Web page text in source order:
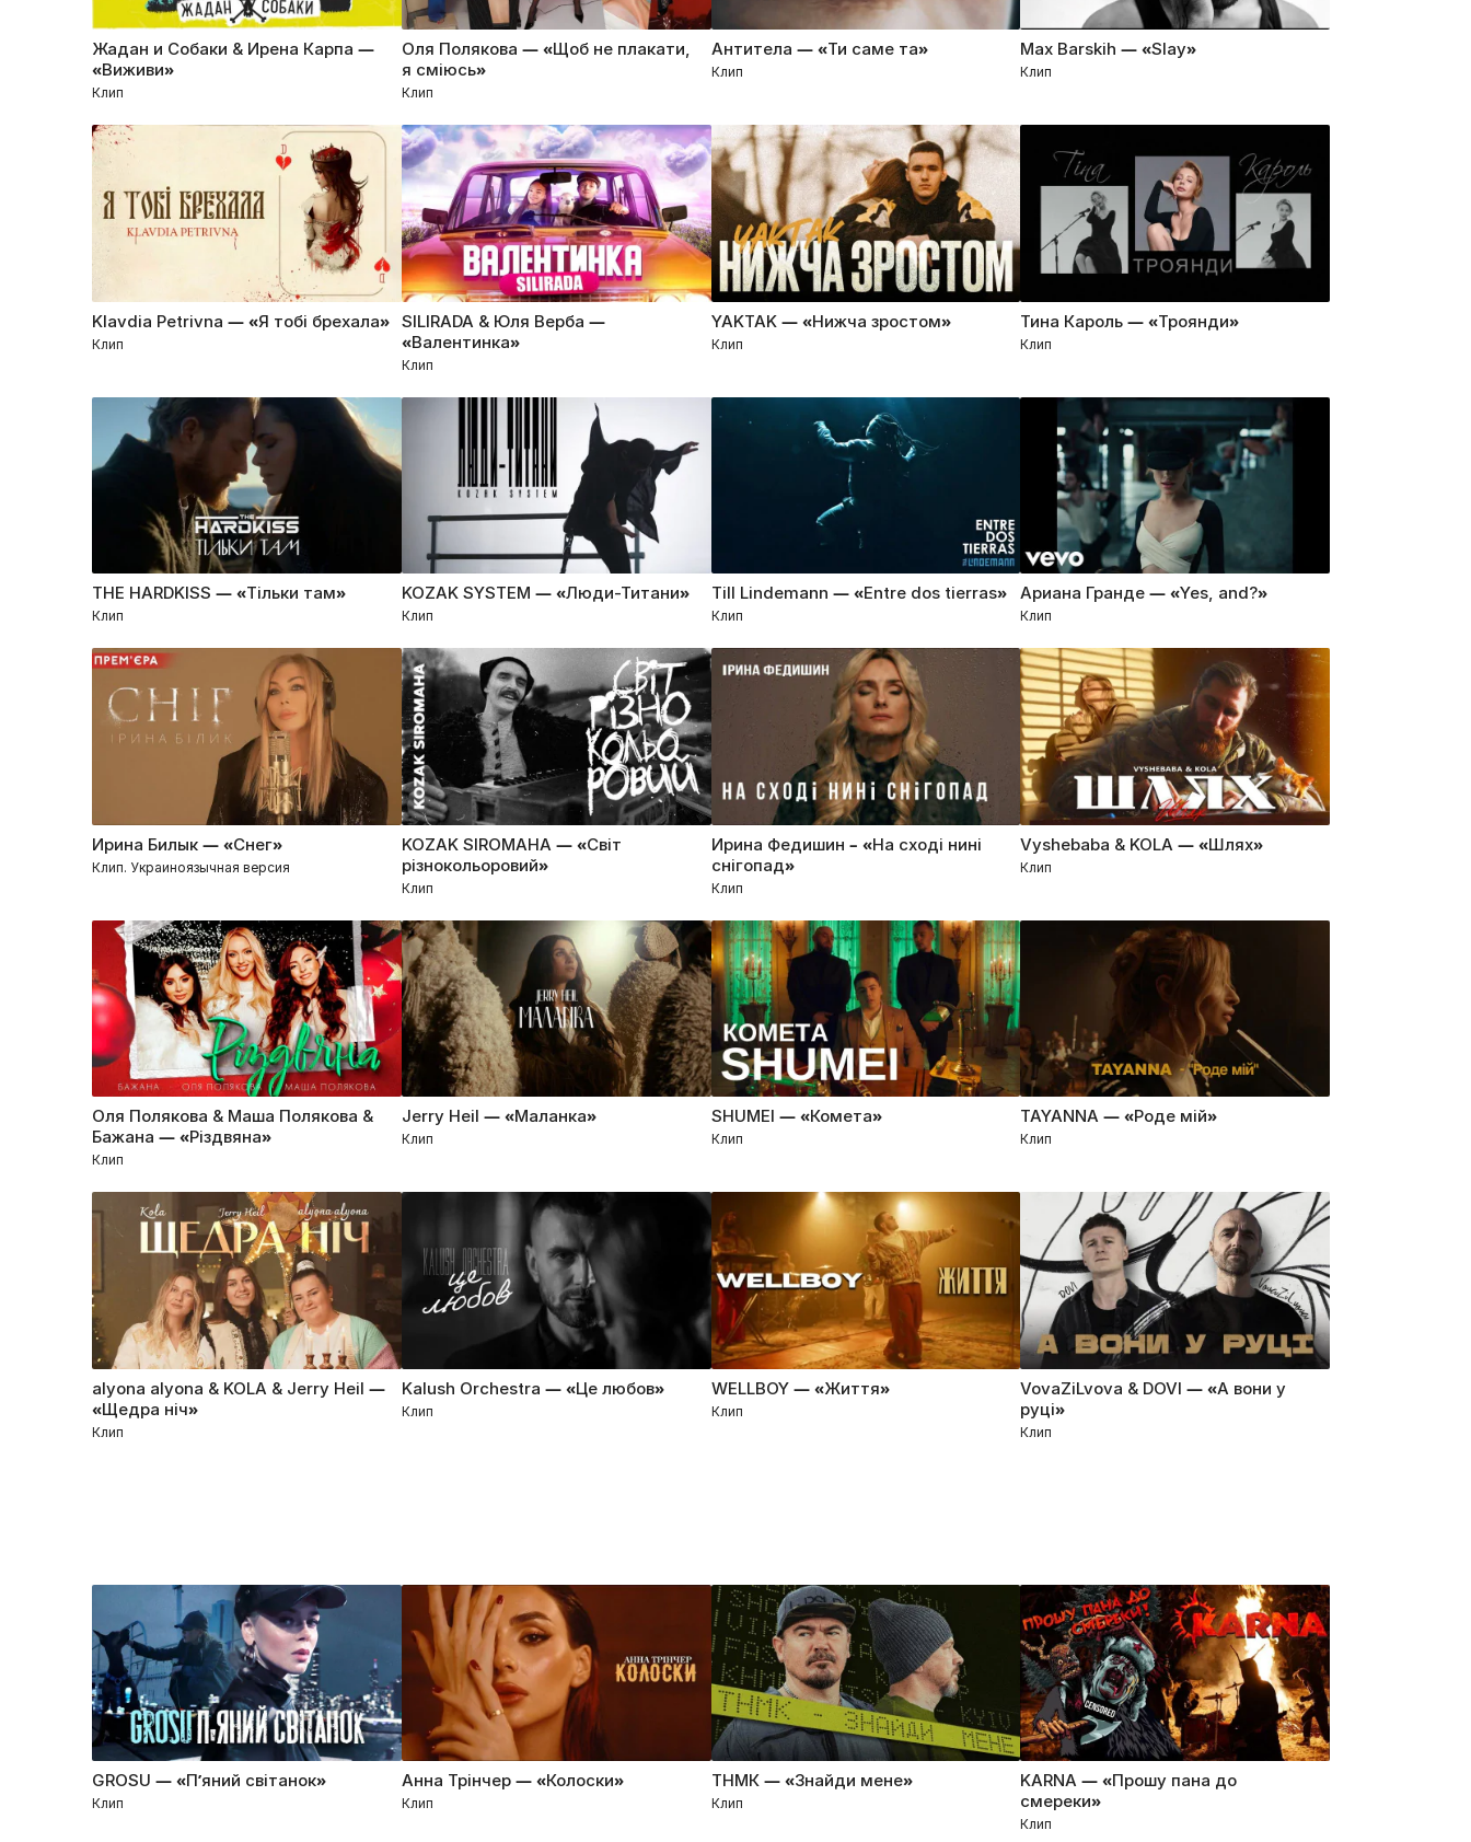
Жадан и Собаки & Ирена Карпа —
«Виживи»
Клип
Оля Полякова — «Щоб не плакати,
я сміюсь»
Клип
Антитела — «Ти саме та»
Клип
Max Barskih — «Slay»
Клип
Klavdia Petrivna — «Я тобі брехала»
Клип
SILIRADA & Юля Верба —
«Валентинка»
Клип
YAKTAK — «Нижча зростом»
Клип
Тина Кароль — «Троянди»
Клип
THE HARDKISS — «Тільки там»
Клип
KOZAK SYSTEM — «Люди-Титани»
Клип
Till Lindemann — «Entre dos tierras»
Клип
Ариана Гранде — «Yes, and?»
Клип
Ирина Билык — «Снег»
Клип. Украиноязычная версия
KOZAK SIROMAHA — «Світ
різнокольоровий»
Клип
Ирина Федишин – «На сході нині
снігопад»
Клип
Vyshebaba & KOLA — «Шлях»
Клип
Оля Полякова & Маша Полякова &
Бажана — «Різдвяна»
Клип
Jerry Heil — «Маланка»
Клип
SHUMEI — «Комета»
Клип
TAYANNA — «Роде мій»
Клип
alyona alyona & KOLA & Jerry Heil —
«Щедра ніч»
Клип
Kalush Orchestra — «Це любов»
Клип
WELLBOY — «Життя»
Клип
VovaZiLvova & DOVI — «А вони у
руці»
Клип
GROSU — «П’яний свiтанок»
Клип
Анна Трінчер — «Колоски»
Клип
ТНМК — «Знайди мене»
Клип
KARNA — «Прошу пана до
смереки»
Клип